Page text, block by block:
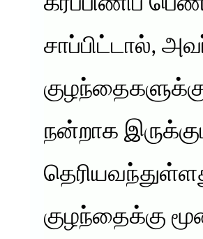
சாப்பிட்டால்,
நன்றாக
குழந்தைக்கு